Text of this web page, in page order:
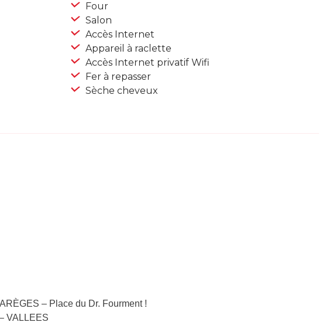
Four
Salon
Accès Internet
Appareil à raclette
Accès Internet privatif Wifi
Fer à repasser
Sèche cheveux
– Place du Dr. Fourment !
VALLEES